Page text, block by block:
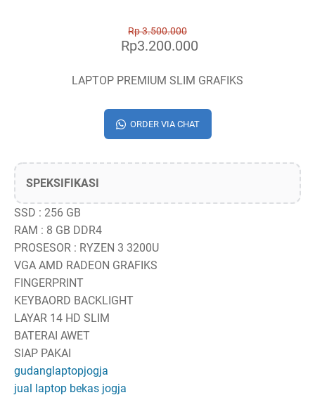
Rp 3.500.000
Rp3.200.000
LAPTOP PREMIUM SLIM GRAFIKS
ORDER VIA CHAT
SPEKSIFIKASI
SSD : 256 GB
RAM : 8 GB DDR4
PROSESOR : RYZEN 3 3200U
VGA AMD RADEON GRAFIKS
FINGERPRINT
KEYBAORD BACKLIGHT
LAYAR 14 HD SLIM
BATERAI AWET
SIAP PAKAI
gudanglaptopjogja
jual laptop bekas jogja